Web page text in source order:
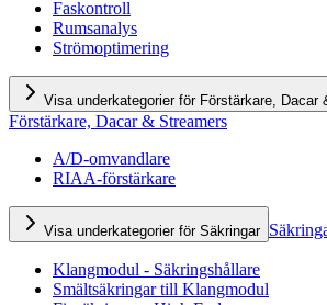
Faskontroll
Rumsanalys
Strömoptimering
Visa underkategorier för Förstärkare, Dacar
Förstärkare, Dacar & Streamers
A/D-omvandlare
RIAA-förstärkare
Visa underkategorier för Säkringar
Klangmodul - Säkringshållare
Smältsäkringar till Klangmodul